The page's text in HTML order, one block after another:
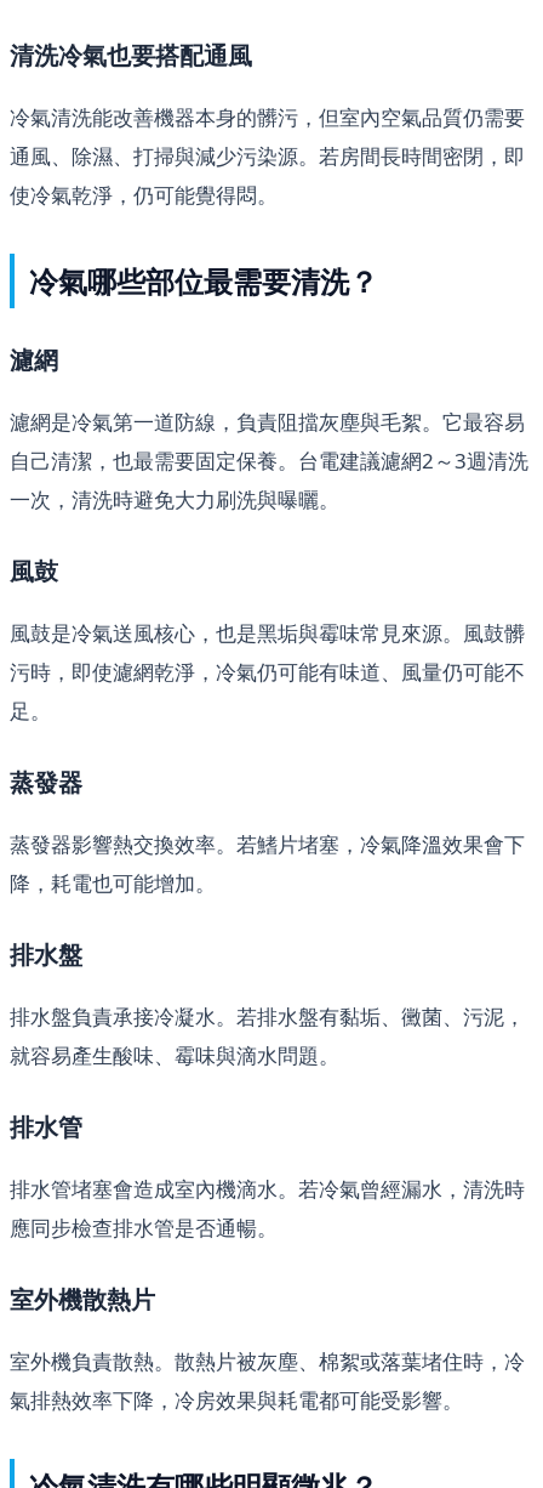
清洗冷氣也要搭配通風
冷氣清洗能改善機器本身的髒污，但室內空氣品質仍需要
通風、除濕、打掃與減少污染源。若房間長時間密閉，即
使冷氣乾淨，仍可能覺得悶。
冷氣哪些部位最需要清洗？
濾網
濾網是冷氣第一道防線，負責阻擋灰塵與毛絮。它最容易
自己清潔，也最需要固定保養。台電建議濾網2～3週清洗
一次，清洗時避免大力刷洗與曝曬。
風鼓
風鼓是冷氣送風核心，也是黑垢與霉味常見來源。風鼓髒
污時，即使濾網乾淨，冷氣仍可能有味道、風量仍可能不
足。
蒸發器
蒸發器影響熱交換效率。若鰭片堵塞，冷氣降溫效果會下
降，耗電也可能增加。
排水盤
排水盤負責承接冷凝水。若排水盤有黏垢、黴菌、污泥，
就容易產生酸味、霉味與滴水問題。
排水管
排水管堵塞會造成室內機滴水。若冷氣曾經漏水，清洗時
應同步檢查排水管是否通暢。
室外機散熱片
室外機負責散熱。散熱片被灰塵、棉絮或落葉堵住時，冷
氣排熱效率下降，冷房效果與耗電都可能受影響。